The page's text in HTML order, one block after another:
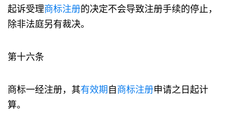
起诉受理商标注册的决定不会导致注册手续的停止，
除非法庭另有裁决。
第十六条
商标一经注册，其有效期 自商标注册申请之日起计
算。